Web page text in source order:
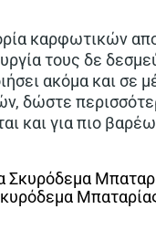
καρφωτικών
τους δε
ακόμα και
δώστε
και για πιο